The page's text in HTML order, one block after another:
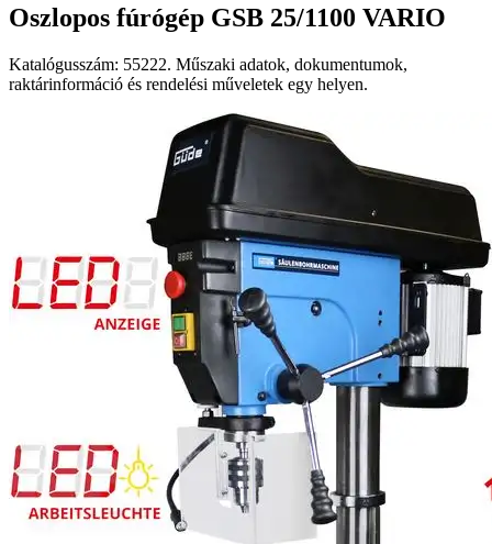
Oszlopos fúrógép GSB 25/1100 VARIO
Katalógusszám: 55222. Műszaki adatok, dokumentumok,
raktárinformáció és rendelési műveletek egy helyen.